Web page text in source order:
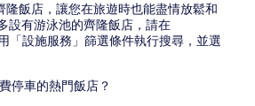
隆飯店，讓您在旅遊時也能盡情放鬆和
設有游泳池的齊隆飯店，請在
「設施服務」篩選條件執行搜尋，並選
停車的熱門飯店？